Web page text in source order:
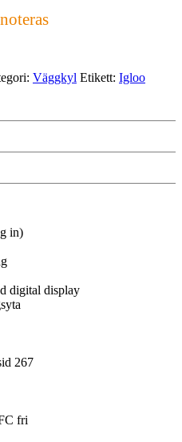
Väggkyl Etikett: Igloo
in)
digital display
267
fri